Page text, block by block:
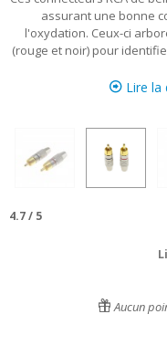
assurant une bonne
l'oxydation. Ceux-ci
(rouge et noir) pour
Lire la
4.7/ 5
Aucun